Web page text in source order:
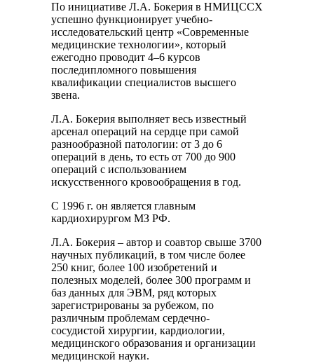
По инициативе Л.А. Бокерия в НМИЦССХ
успешно функционирует учебно-
исследовательский центр «Современные
медицинские технологии», который
ежегодно проводит 4–6 курсов
последипломного повышения
квалификации специалистов высшего
звена.
Л.А. Бокерия выполняет весь известный
арсенал операций на сердце при самой
разнообразной патологии: от 3 до 6
операций в день, то есть от 700 до 900
операций с использованием
искусственного кровообращения в год.
С 1996 г. он является главным
кардиохирургом МЗ РФ.
Л.А. Бокерия – автор и соавтор свыше 3700
научных публикаций, в том числе более
250 книг, более 100 изобретений и
полезных моделей, более 300 программ и
баз данных для ЭВМ, ряд которых
зарегистрированы за рубежом, по
различным проблемам сердечно-
сосудистой хирургии, кардиологии,
медицинского образования и организации
медицинской науки.